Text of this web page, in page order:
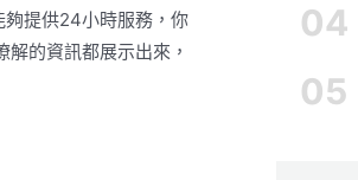
夠提供24小時服務，你
的資訊都展示出來，